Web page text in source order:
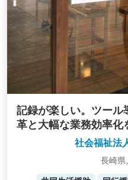
記録が楽しい。ツール
革と大幅な業務効率化
社会福祉法
長崎県